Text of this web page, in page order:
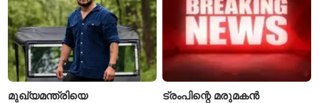
മുഖ്യമന്ത്രിയെ
ട്രംപിന്റെ മരുമകൻ